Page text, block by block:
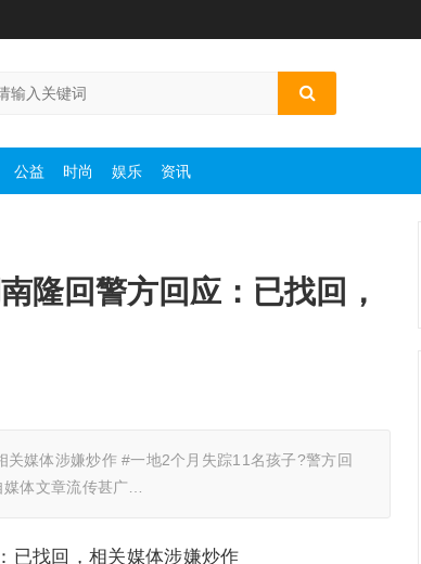
公益 时尚 娱乐 资讯
隆回警方回应：已找回，
媒体涉嫌炒作 #一地2个月失踪11名孩子?警方回
体文章流传甚广…
已找回，相关媒体涉嫌炒作